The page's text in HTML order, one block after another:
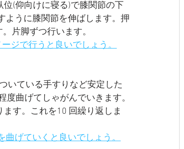
(仰向けに寝る)で膝関節の下
ように膝関節を伸ばします。押
片脚ずつ行います。
ジで行うと良いでしょう。
いている手すりなど安定した
曲げてしゃがんでいきます。
す。これを10 回繰り返しま
げていくと良いでしょう。